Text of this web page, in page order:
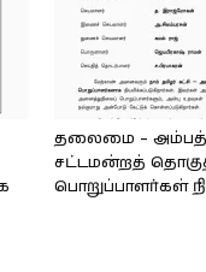
தலைமை –
சட்டமன்றத்
பொறுப்பாளர்கள்